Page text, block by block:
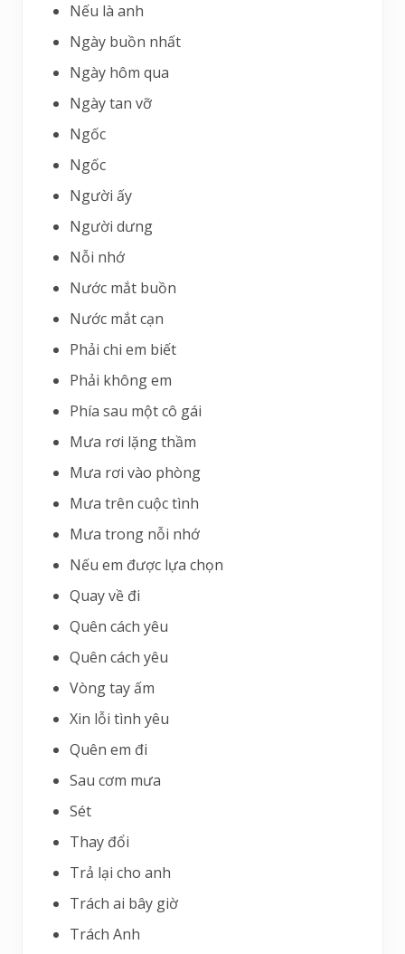
Nếu là anh
Ngày buồn nhất
Ngày hôm qua
Ngày tan vỡ
Ngốc
Ngốc
Người ấy
Người dưng
Nỗi nhớ
Nước mắt buồn
Nước mắt cạn
Phải chi em biết
Phải không em
Phía sau một cô gái
Mưa rơi lặng thầm
Mưa rơi vào phòng
Mưa trên cuộc tình
Mưa trong nỗi nhớ
Nếu em được lựa chọn
Quay về đi
Quên cách yêu
Quên cách yêu
Vòng tay ấm
Xin lỗi tình yêu
Quên em đi
Sau cơm mưa
Sét
Thay đổi
Trả lại cho anh
Trách ai bây giờ
Trách Anh